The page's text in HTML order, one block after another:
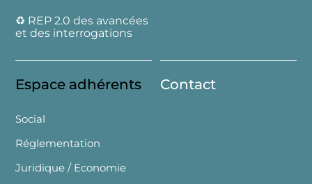
♻️ REP 2.0 des avancées
et des interrogations
Espace adhérents
Social
Réglementation
Juridique / Economie
Contact